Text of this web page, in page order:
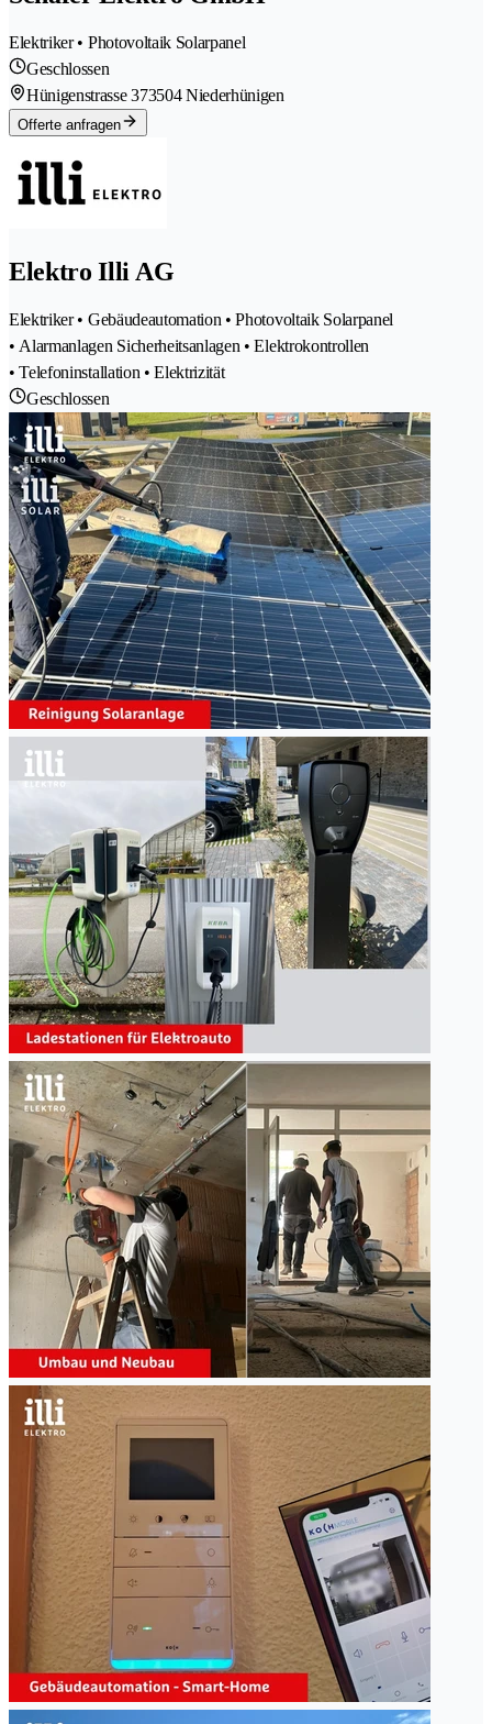
Elektriker • Photovoltaik Solarpanel
Geschlossen
Hünigenstrasse 373504 Niederhünigen
Offerte anfragen
Elektro Illi AG
Elektriker • Gebäudeautomation • Photovoltaik Solarpanel
• Alarmanlagen Sicherheitsanlagen • Elektrokontrollen
• Telefoninstallation • Elektrizität
Geschlossen